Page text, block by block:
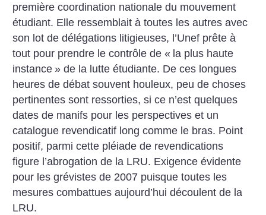
première coordination nationale du mouvement
étudiant. Elle ressemblait à toutes les autres avec
son lot de délégations litigieuses, l’Unef prête à
tout pour prendre le contrôle de « la plus haute
instance » de la lutte étudiante. De ces longues
heures de débat souvent houleux, peu de choses
pertinentes sont ressorties, si ce n’est quelques
dates de manifs pour les perspectives et un
catalogue revendicatif long comme le bras. Point
positif, parmi cette pléiade de revendications
figure l’abrogation de la LRU. Exigence évidente
pour les grévistes de 2007 puisque toutes les
mesures combattues aujourd’hui découlent de la
LRU.